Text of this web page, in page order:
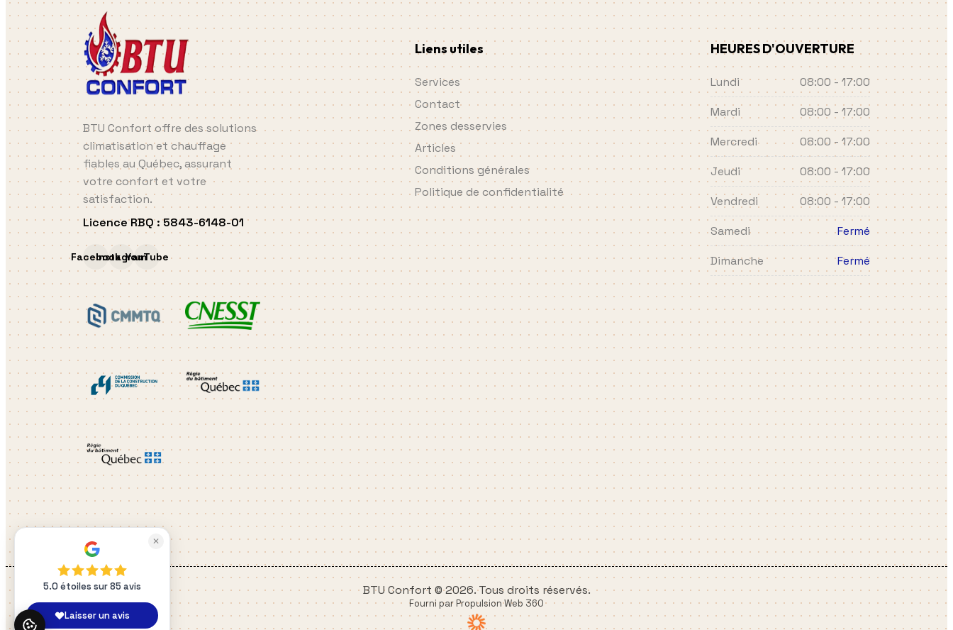
BTU Confort offre des solutions
climatisation et chauffage
fiables au Québec, assurant
votre confort et votre
satisfaction.
Licence RBQ : 5843-6148-01
FacebookInstagramYouTube
Liens utiles
Services
Contact
Zones desservies
Articles
Conditions générales
Politique de confidentialité
HEURES D'OUVERTURE
Lundi
08:00 - 17:00
Mardi
08:00 - 17:00
Mercredi
08:00 - 17:00
Jeudi
08:00 - 17:00
Vendredi
08:00 - 17:00
Samedi
Fermé
Dimanche
Fermé
BTU Confort © 2026. Tous droits réservés.
Fourni par Propulsion Web 360
✕
5.0 étoiles sur 85 avis
Laisser un avis